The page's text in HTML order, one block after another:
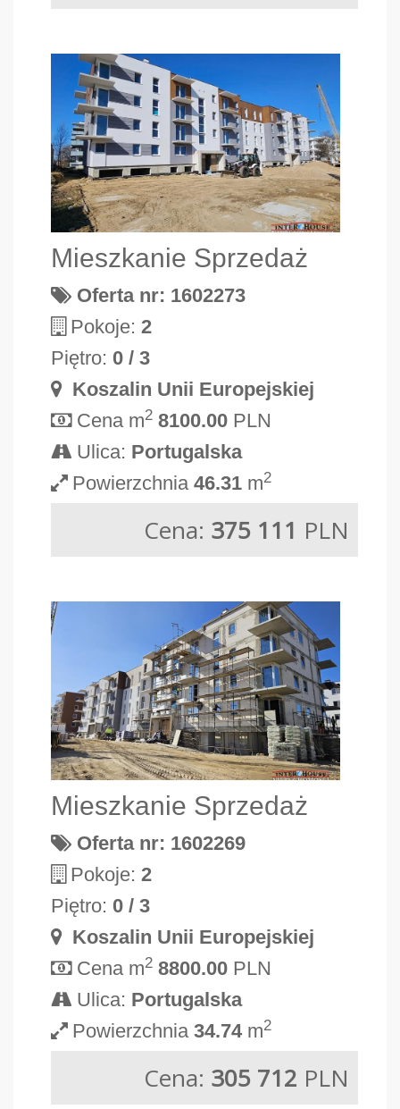
Mieszkanie Sprzedaż
Oferta nr: 1602273
Pokoje:2
Piętro: 0 / 3
Koszalin Unii Europejskiej
Cena m2 8100.00 PLN
Ulica: Portugalska
Powierzchnia46.31 m2
Cena: 375 111 PLN
Mieszkanie Sprzedaż
Oferta nr: 1602269
Pokoje:2
Piętro: 0 / 3
Koszalin Unii Europejskiej
Cena m2 8800.00 PLN
Ulica: Portugalska
Powierzchnia34.74 m2
Cena: 305 712 PLN